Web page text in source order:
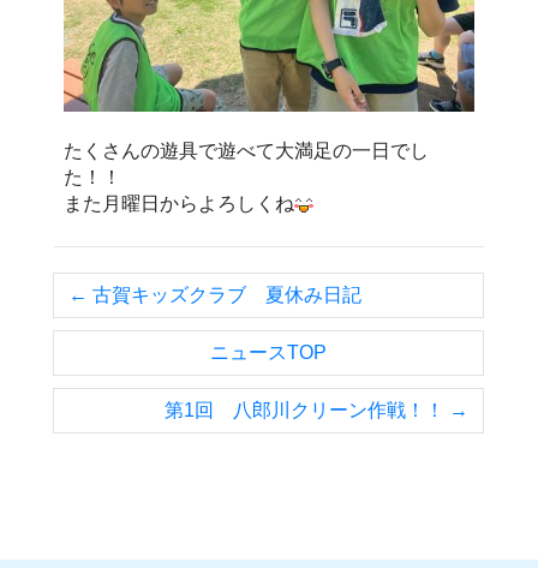
たくさんの遊具で遊べて大満足の一日でし
た！！
また月曜日からよろしくね
← 古賀キッズクラブ 夏休み日記
ニュースTOP
第1回 八郎川クリーン作戦！！ →